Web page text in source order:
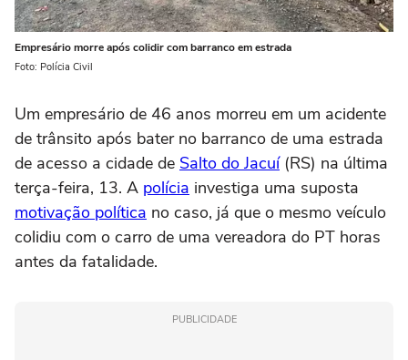
Empresário morre após colidir com barranco em estrada
Foto: Polícia Civil
Um empresário de 46 anos morreu em um acidente
de trânsito após bater no barranco de uma estrada
de acesso a cidade de Salto do Jacuí(RS) na última
terça-feira, 13. A polícia investiga uma suposta
motivação política no caso, já que o mesmo veículo
colidiu com o carro de uma vereadora do PT horas
antes da fatalidade.
PUBLICIDADE